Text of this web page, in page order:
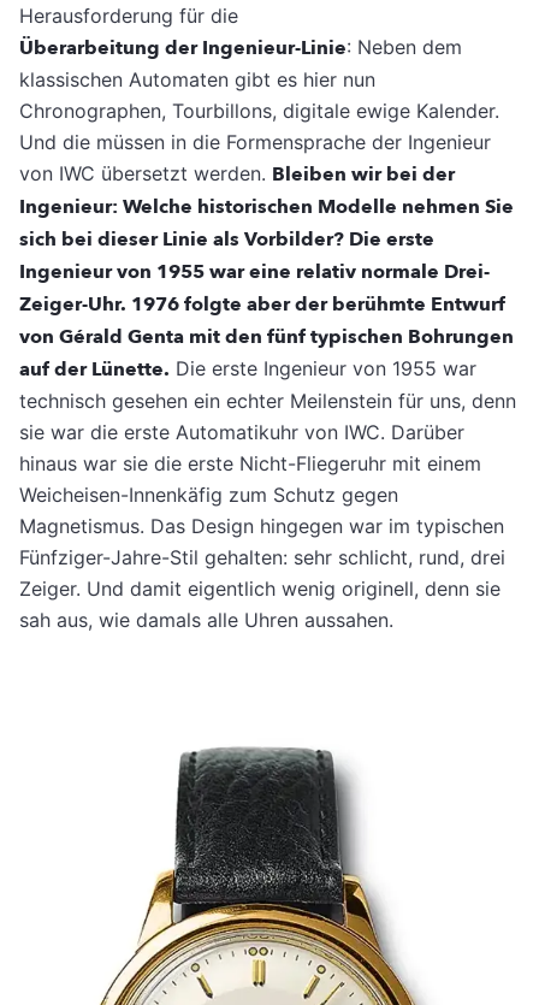
Herausforderung für die
Überarbeitung der Ingenieur-Linie: Neben dem
klassischen Automaten gibt es hier nun
Chronographen, Tourbillons, digitale ewige Kalender.
Und die müssen in die Formensprache der Ingenieur
von IWC übersetzt werden. Bleiben wir bei der
Ingenieur: Welche historischen Modelle nehmen Sie
sich bei dieser Linie als Vorbilder? Die erste
Ingenieur von 1955 war eine relativ normale Drei-
Zeiger-Uhr. 1976 folgte aber der berühmte Entwurf
von Gérald Genta mit den fünf typischen Bohrungen
auf der Lünette. Die erste Ingenieur von 1955 war
technisch gesehen ein echter Meilenstein für uns, denn
sie war die erste Automatikuhr von IWC. Darüber
hinaus war sie die erste Nicht-Fliegeruhr mit einem
Weicheisen-Innenkäfig zum Schutz gegen
Magnetismus. Das Design hingegen war im typischen
Fünfziger-Jahre-Stil gehalten: sehr schlicht, rund, drei
Zeiger. Und damit eigentlich wenig originell, denn sie
sah aus, wie damals alle Uhren aussahen.